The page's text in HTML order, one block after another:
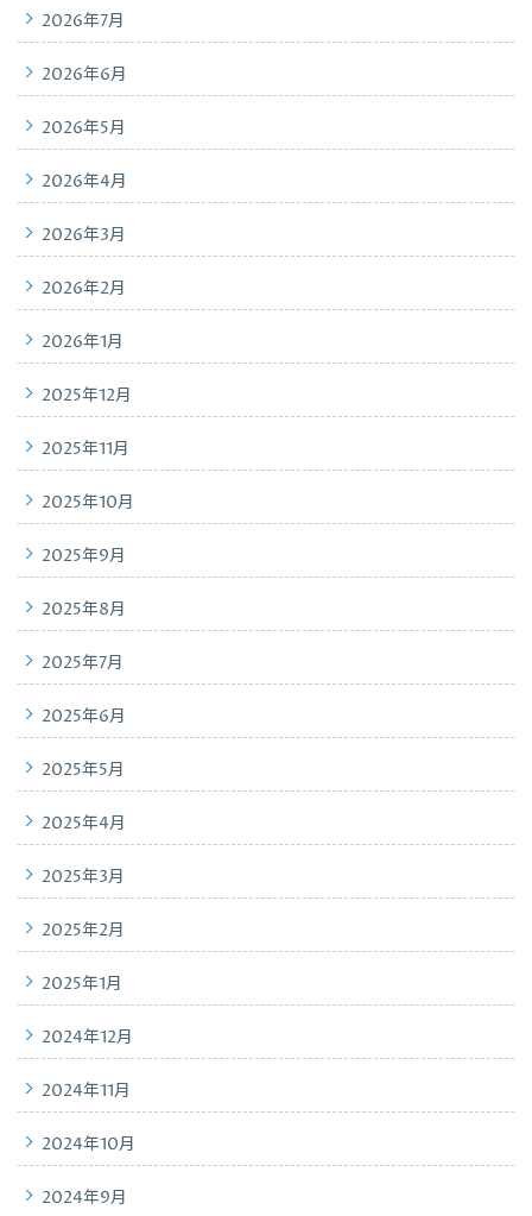
2026年7月
2026年6月
2026年5月
2026年4月
2026年3月
2026年2月
2026年1月
2025年12月
2025年11月
2025年10月
2025年9月
2025年8月
2025年7月
2025年6月
2025年5月
2025年4月
2025年3月
2025年2月
2025年1月
2024年12月
2024年11月
2024年10月
2024年9月